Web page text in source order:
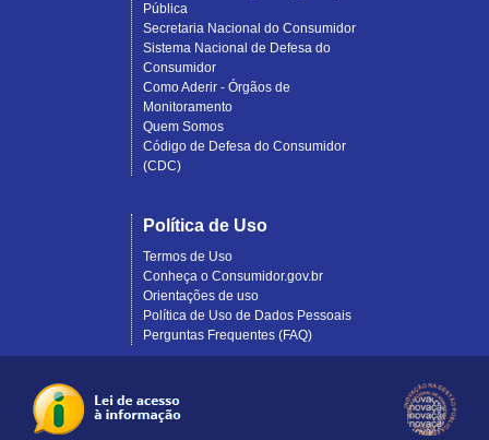
Pública
Secretaria Nacional do Consumidor
Sistema Nacional de Defesa do
Consumidor
Como Aderir - Órgãos de
Monitoramento
Quem Somos
Código de Defesa do Consumidor
(CDC)
Política de Uso
Termos de Uso
Conheça o Consumidor.gov.br
Orientações de uso
Política de Uso de Dados Pessoais
Perguntas Frequentes (FAQ)